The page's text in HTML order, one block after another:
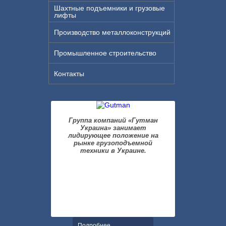
Группа компаний «Гутман
Украина» занимает
лидирующее положение на
рынке грузоподъемной
техники в Украине.
Шахтные подъемники и грузовые
лифты
Производство металлоконструкций
Промышленное строительство
Контакты